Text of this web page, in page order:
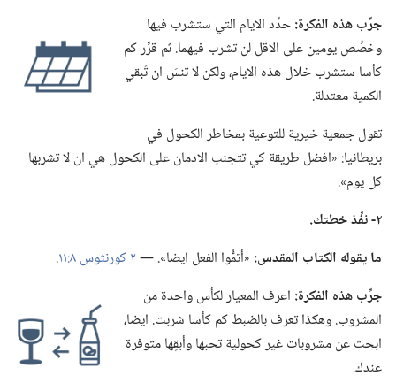
جرِّب هذه الفكرة:‏حدِّد الايام التي ستشرب فيها
وخصِّص يومين على الاقل لن تشرب فيهما.‏ ثم قرِّر كم
كأسا ستشرب خلال هذه الايام،‏ ولكن لا تنسَ ان تُبقي
الكمية معتدلة.‏
تقول جمعية خيرية للتوعية بمخاطر الكحول في
بريطانيا:‏ «افضل طريقة كي تتجنب الادمان على الكحول هي ان لا تشربها
كل يوم».‏
٢-‏ نفِّذ خطتك.‏
ما يقوله الكتاب المقدس:‏ «أتمُّوا الفعل ايضا».‏ —‏٢ كورنثوس ٨:‏١١
.‏
جرِّب هذه الفكرة:‏ اعرف المعيار لكأس واحدة من
المشروب.‏ وهكذا تعرف بالضبط كم كأسا شربت.‏ ايضا،‏
ابحث عن مشروبات غير كحولية تحبها وأبقِها متوفرة
عندك.‏